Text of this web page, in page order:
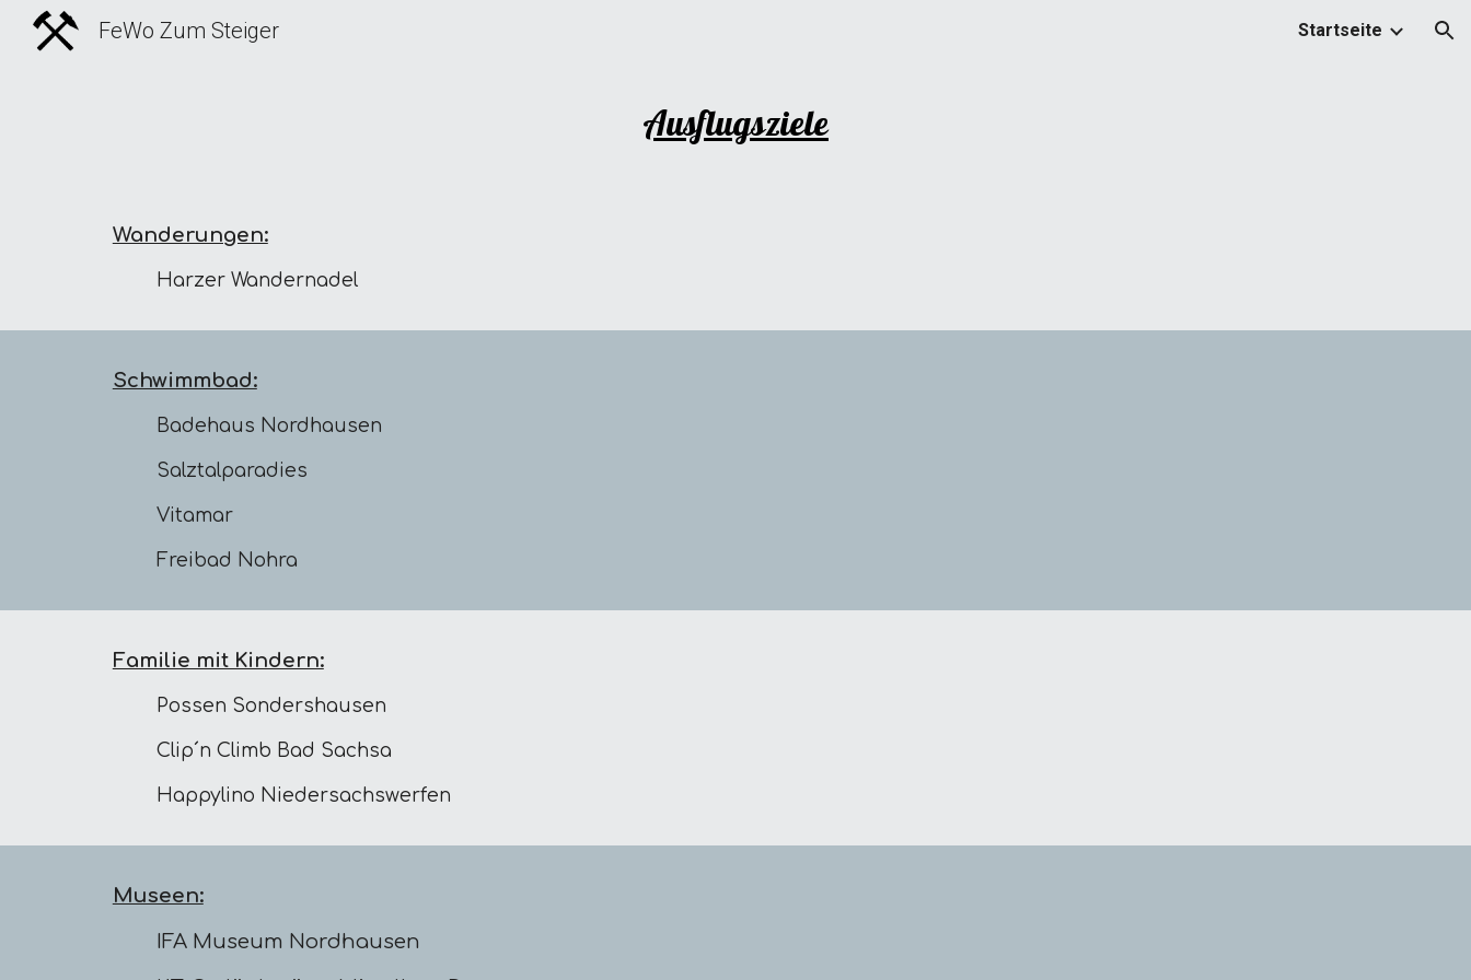
FeWo Zum Steiger Startseite
Ausflugsziele
Wanderungen:
Harzer Wandernadel
Schwimmbad:
Badehaus Nordhausen
Salztalparadies
Vitamar
Freibad Nohra
Familie mit Kindern:
Possen Sondershausen
Clip´n Climb Bad Sachsa
Happylino Niedersachswerfen
Museen:
IFA Museum Nordhausen